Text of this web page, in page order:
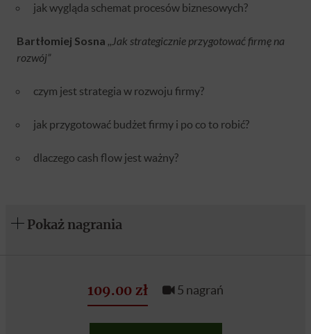
jak wygląda schemat procesów biznesowych?
Bartłomiej Sosna ,,Jak strategicznie przygotować firmę na
rozwój”
czym jest strategia w rozwoju firmy?
jak przygotować budżet firmy i po co to robić?
dlaczego cash flow jest ważny?
Pokaż nagrania
109.00 zł 5 nagrań